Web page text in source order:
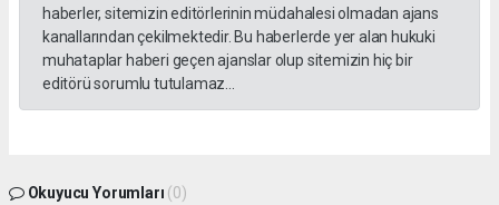
haberler, sitemizin editörlerinin müdahalesi olmadan ajans
kanallarından çekilmektedir. Bu haberlerde yer alan hukuki
muhataplar haberi geçen ajanslar olup sitemizin hiç bir
editörü sorumlu tutulamaz...
Okuyucu Yorumları (0)